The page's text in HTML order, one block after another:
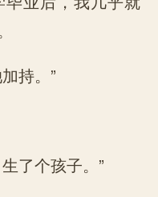
持。”
了个孩子。”